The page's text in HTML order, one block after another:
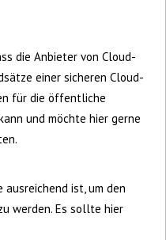
die Anbieter von Cloud-
einer sicheren Cloud-
für die öffentliche
und möchte hier gerne
ist, um den
werden. Es sollte hier